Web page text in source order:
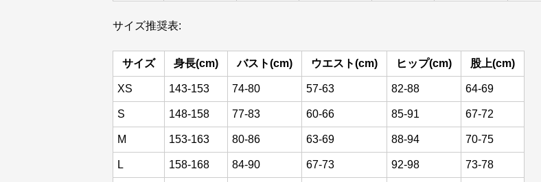
サイズ推奨表:
サイズ 身長(cm) バスト(cm) ウエスト(cm) ヒップ(cm) 股上(cm)
XS 143-153 74-80 57-63 82-88 64-69
S 148-158 77-83 60-66 85-91 67-72
M 153-163 80-86 63-69 88-94 70-75
L 158-168 84-90 67-73 92-98 73-78